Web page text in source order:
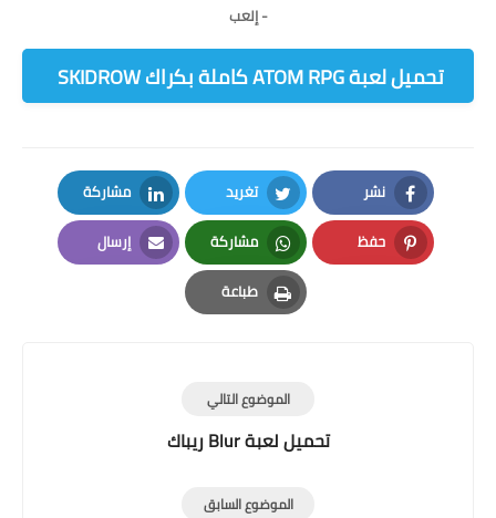
- إلعب
تحميل لعبة ATOM RPG كاملة بكراك SKIDROW
نشر
Facebook
تغريد
Twitter
مشاركة
LinkedIn
حفظ
Pinterest
مشاركة
Whatsapp
إرسال
Email
طباعة
Print
الموضوع التالي
تحميل لعبة Blur ريباك
الموضوع السابق